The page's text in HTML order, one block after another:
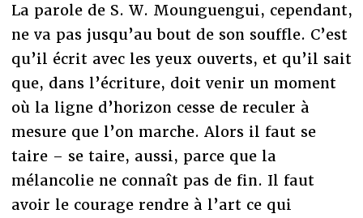
La parole de S. W. Mounguengui, cependant,
ne va pas jusqu’au bout de son souffle. C’est
qu’il écrit avec les yeux ouverts, et qu’il sait
que, dans l’écriture, doit venir un moment
où la ligne d’horizon cesse de reculer à
mesure que l’on marche. Alors il faut se
taire – se taire, aussi, parce que la
mélancolie ne connaît pas de fin. Il faut
avoir le courage rendre à l’art ce qui